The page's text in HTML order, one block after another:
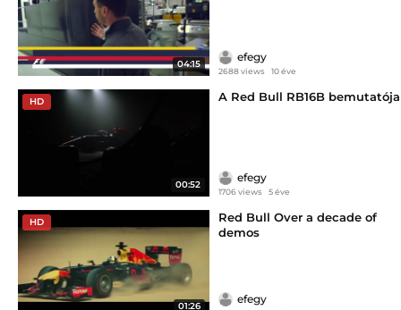
04:15
efegy
2688 views 10 éve
HD
00:52
A Red Bull RB16B bemutatója
efegy
1706 views 5 éve
HD
01:26
Red Bull Over a decade of
demos
efegy